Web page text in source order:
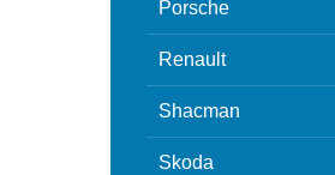
Porsche
Renault
Shacman
Skoda